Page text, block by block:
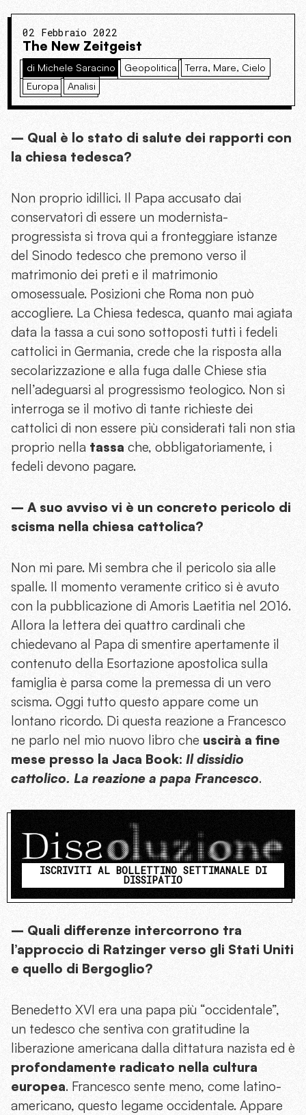
02 Febbraio 2022
The New Zeitgeist
di Michele Saracino Geopolitica
Terra, Mare, Cielo
Europa
Analisi
– Qual è lo stato di salute dei rapporti con
la chiesa tedesca?
Non proprio idillici. Il Papa accusato dai
conservatori di essere un modernista-
progressista si trova qui a fronteggiare istanze
del Sinodo tedesco che premono verso il
matrimonio dei preti e il matrimonio
omosessuale. Posizioni che Roma non può
accogliere. La Chiesa tedesca, quanto mai agiata
data la tassa a cui sono sottoposti tutti i fedeli
cattolici in Germania, crede che la risposta alla
secolarizzazione e alla fuga dalle Chiese stia
nell’adeguarsi al progressismo teologico. Non si
interroga se il motivo di tante richieste dei
cattolici di non essere più considerati tali non stia
proprio nella tassa che, obbligatoriamente, i
fedeli devono pagare.
– A suo avviso vi è un concreto pericolo di
scisma nella chiesa cattolica?
Non mi pare. Mi sembra che il pericolo sia alle
spalle. Il momento veramente critico si è avuto
con la pubblicazione di Amoris Laetitia nel 2016.
Allora la lettera dei quattro cardinali che
chiedevano al Papa di smentire apertamente il
contenuto della Esortazione apostolica sulla
famiglia è parsa come la premessa di un vero
scisma. Oggi tutto questo appare come un
lontano ricordo. Di questa reazione a Francesco
ne parlo nel mio nuovo libro che uscirà a fine
mese presso la Jaca Book: Il dissidio
cattolico. La reazione a papa Francesco.
ISCRIVITI AL BOLLETTINO SETTIMANALE DI
DISSIPATIO
– Quali differenze intercorrono tra
l’approccio di Ratzinger verso gli Stati Uniti
e quello di Bergoglio?
Benedetto XVI era una papa più “occidentale”,
un tedesco che sentiva con gratitudine la
liberazione americana dalla dittatura nazista ed è
profondamente radicato nella cultura
europea. Francesco sente meno, come latino-
americano, questo legame occidentale. Appare